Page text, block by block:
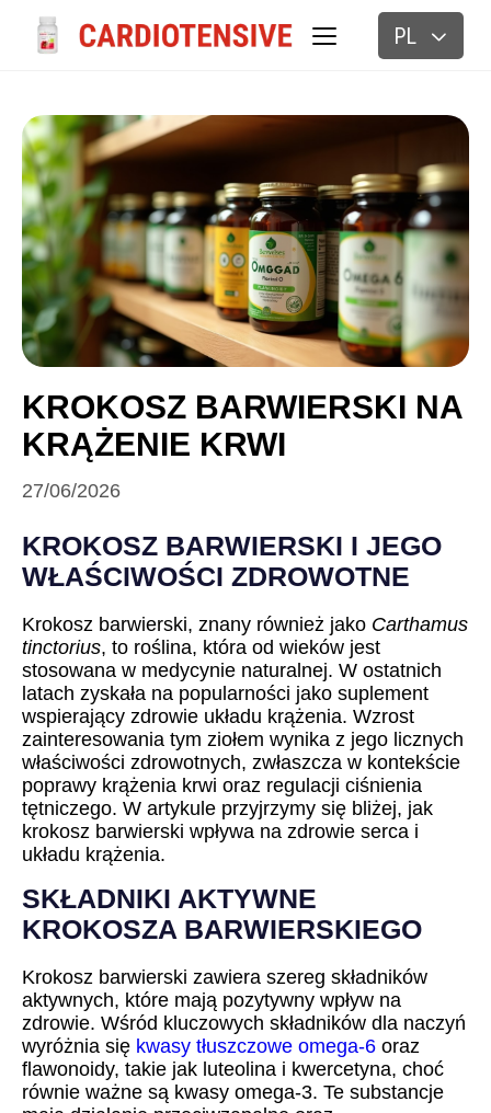
PL
KROKOSZ BARWIERSKI NA
KRĄŻENIE KRWI
27/06/2026
KROKOSZ BARWIERSKI I JEGO
WŁAŚCIWOŚCI ZDROWOTNE
Krokosz barwierski, znany również jako Carthamus
tinctorius, to roślina, która od wieków jest
stosowana w medycynie naturalnej. W ostatnich
latach zyskała na popularności jako suplement
wspierający zdrowie układu krążenia. Wzrost
zainteresowania tym ziołem wynika z jego licznych
właściwości zdrowotnych, zwłaszcza w kontekście
poprawy krążenia krwi oraz regulacji ciśnienia
tętniczego. W artykule przyjrzymy się bliżej, jak
krokosz barwierski wpływa na zdrowie serca i
układu krążenia.
SKŁADNIKI AKTYWNE
KROKOSZA BARWIERSKIEGO
Krokosz barwierski zawiera szereg składników
aktywnych, które mają pozytywny wpływ na
zdrowie. Wśród kluczowych składników dla naczyń
wyróżnia się kwasy tłuszczowe omega-6 oraz
flawonoidy, takie jak luteolina i kwercetyna, choć
równie ważne są kwasy omega-3. Te substancje